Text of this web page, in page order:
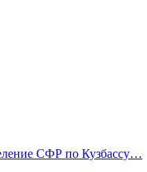
СФР по Кузбассу…